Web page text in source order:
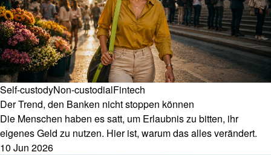
Self-custodyNon-custodialFintech
Der Trend, den Banken nicht stoppen können
Die Menschen haben es satt, um Erlaubnis zu bitten, ihr
eigenes Geld zu nutzen. Hier ist, warum das alles verändert.
10 Jun 2026